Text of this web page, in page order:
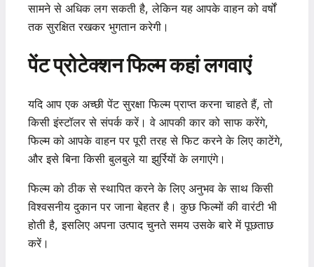
सामने से अधिक लग सकती है, लेकिन यह आपके वाहन को वर्षों
तक सुरक्षित रखकर भुगतान करेगी।
पेंट प्रोटेक्शन फिल्म कहां लगवाएं
यदि आप एक अच्छी पेंट सुरक्षा फिल्म प्राप्त करना चाहते हैं, तो
किसी इंस्टॉलर से संपर्क करें। वे आपकी कार को साफ करेंगे,
फिल्म को आपके वाहन पर पूरी तरह से फिट करने के लिए काटेंगे,
और इसे बिना किसी बुलबुले या झुर्रियों के लगाएंगे।
फिल्म को ठीक से स्थापित करने के लिए अनुभव के साथ किसी
विश्वसनीय दुकान पर जाना बेहतर है। कुछ फिल्मों की वारंटी भी
होती है, इसलिए अपना उत्पाद चुनते समय उसके बारे में पूछताछ
करें।